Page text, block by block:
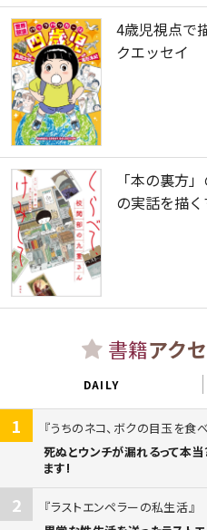
4歳児視点で
クエッセイ
「本の裏方
の実話を描
書籍アク
DAILY
1
うちのネコ、ボクの目玉を食
死ぬとウンチが漏れるって本
ます!
2
ラストエンペラーの私生活